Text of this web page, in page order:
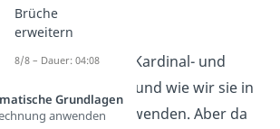
Ziffern
Jetzt weißt du, was Kardinal- und
Ordinalzahlen sind und wie wir sie in
unserem Alltag verwenden. Aber da
Brüche
erweitern
8/8 – Dauer: 04:08
Grundlagen
anwenden